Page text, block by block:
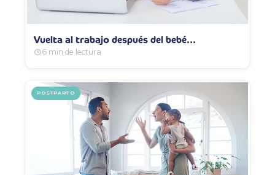
Vuelta al trabajo después del bebé…
6 min de lectura
POSTPARTO